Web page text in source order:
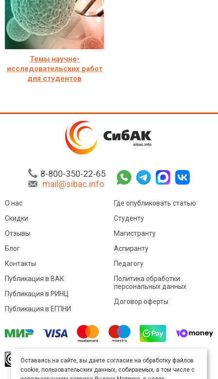
Темы научно-
исследовательских работ
для студентов
8-800-350-22-65
mail@sibac.info
О нас
Скидки
Отзывы
Блог
Контакты
Где опубликовать статью
Студенту
Магистранту
Аспиранту
Педагогу
Публикация в ВАК
Публикация в РИНЦ
Публикация в ЕГПНИ
Политика обработки
персональных данных
Договор оферты
произведение доступно полицензии Creative
Commons «Attribution» («Атрибуция») 4.0
Оставаясь на сайте, вы даете согласие на обработку файлов
cookie, пользовательских данных, собираемых, в том числе с